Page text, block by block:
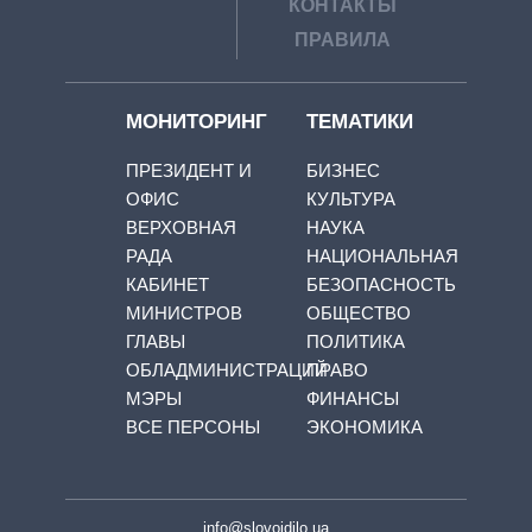
КОНТАКТЫ
ПРАВИЛА
МОНИТОРИНГ
ПРЕЗИДЕНТ И
ОФИС
ВЕРХОВНАЯ
РАДА
КАБИНЕТ
МИНИСТРОВ
ГЛАВЫ
ОБЛАДМИНИСТРАЦИЙ
МЭРЫ
ВСЕ ПЕРСОНЫ
ТЕМАТИКИ
БИЗНЕС
КУЛЬТУРА
НАУКА
НАЦИОНАЛЬНАЯ
БЕЗОПАСНОСТЬ
ОБЩЕСТВО
ПОЛИТИКА
ПРАВО
ФИНАНСЫ
ЭКОНОМИКА
info@slovoidilo.ua